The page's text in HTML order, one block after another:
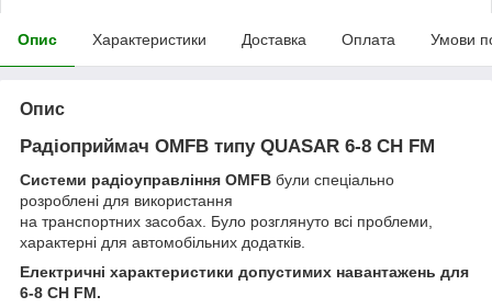
Опис Характеристики Доставка Оплата Умови
Опис
Радіоприймач OMFB типу QUASAR 6-8 CH FM
Системи радіоуправління OMFB були спеціально
розроблені для використання
на транспортних засобах. Було розглянуто всі проблеми,
характерні для автомобільних додатків.
Електричні характеристики допустимих навантажень для
6-8 CH FM.